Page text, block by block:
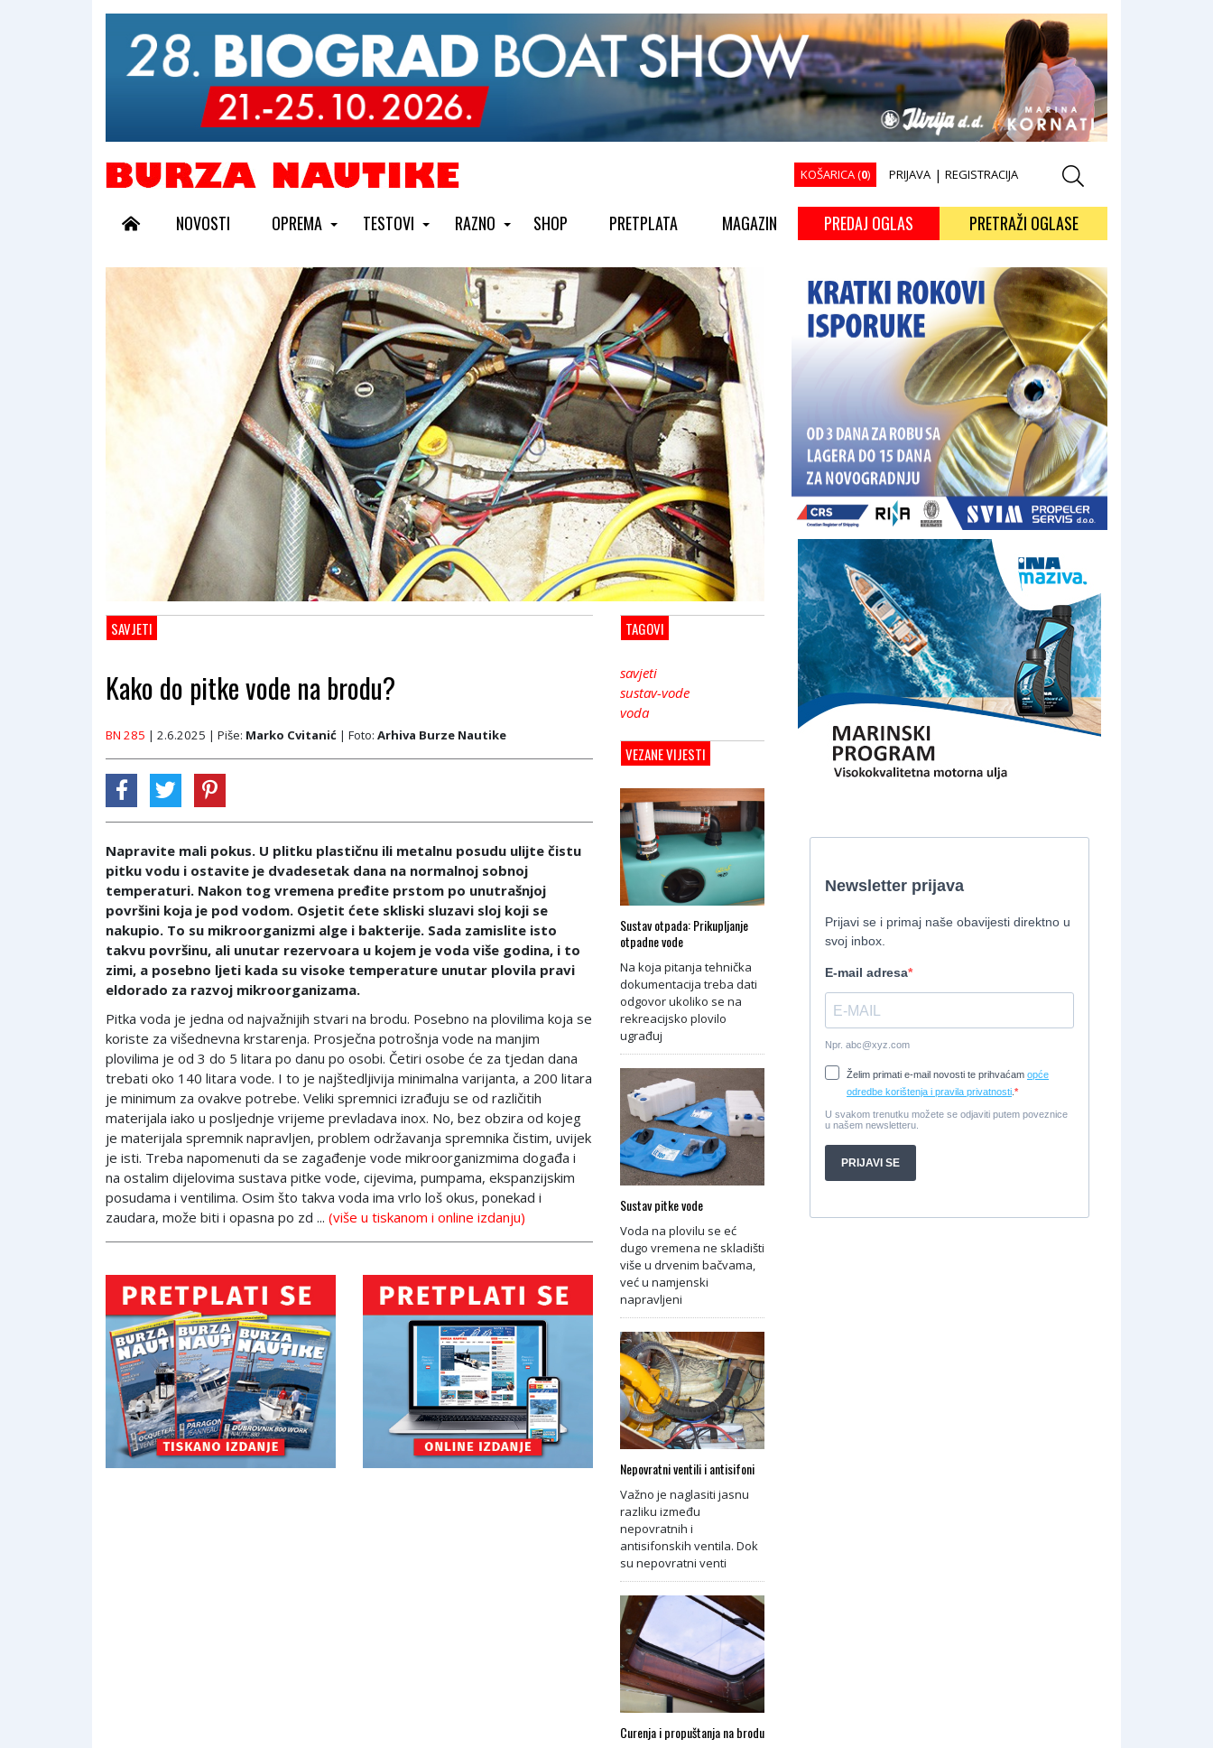
KOŠARICA (0) PRIJAVA | REGISTRACIJA
NOVOSTI OPREMA TESTOVI RAZNO SHOP PRETPLATA MAGAZIN PREDAJ OGLAS PRETRAŽI OGLASE
SAVJETI
Kako do pitke vode na brodu?
BN 285 | 2.6.2025 | Piše: Marko Cvitanić | Foto: Arhiva Burze Nautike
Napravite mali pokus. U plitku plastičnu ili metalnu posudu ulijte čistu
pitku vodu i ostavite je dvadesetak dana na normalnoj sobnoj
temperaturi. Nakon tog vremena pređite prstom po unutrašnjoj
površini koja je pod vodom. Osjetit ćete skliski sluzavi sloj koji se
nakupio. To su mikroorganizmi alge i bakterije. Sada zamislite isto
takvu površinu, ali unutar rezervoara u kojem je voda više godina, i to
zimi, a posebno ljeti kada su visoke temperature unutar plovila pravi
eldorado za razvoj mikroorganizama.
Pitka voda je jedna od najvažnijih stvari na brodu. Posebno na plovilima koja se
koriste za višednevna krstarenja. Prosječna potrošnja vode na manjim
plovilima je od 3 do 5 litara po danu po osobi. Četiri osobe će za tjedan dana
trebati oko 140 litara vode. I to je najštedljivija minimalna varijanta, a 200 litara
je minimum za ovakve potrebe. Veliki spremnici izrađuju se od različitih
materijala iako u posljednje vrijeme prevladava inox. No, bez obzira od kojeg
je materijala spremnik napravljen, problem održavanja spremnika čistim, uvijek
je isti. Treba napomenuti da se zagađenje vode mikroorganizmima događa i
na ostalim dijelovima sustava pitke vode, cijevima, pumpama, ekspanzijskim
posudama i ventilima. Osim što takva voda ima vrlo loš okus, ponekad i
zaudara, može biti i opasna po zd ... (više u tiskanom i online izdanju)
TAGOVI
savjeti
sustav-vode
voda
VEZANE VIJESTI
Sustav otpada: Prikupljanje
otpadne vode
Na koja pitanja tehnička
dokumentacija treba dati
odgovor ukoliko se na
rekreacijsko plovilo
ugrađuj
Sustav pitke vode
Voda na plovilu se eć
dugo vremena ne skladišti
više u drvenim bačvama,
već u namjenski
napravljeni
Nepovratni ventili i antisifoni
Važno je naglasiti jasnu
razliku između
nepovratnih i
antisifonskih ventila. Dok
su nepovratni venti
Curenja i propuštanja na brodu